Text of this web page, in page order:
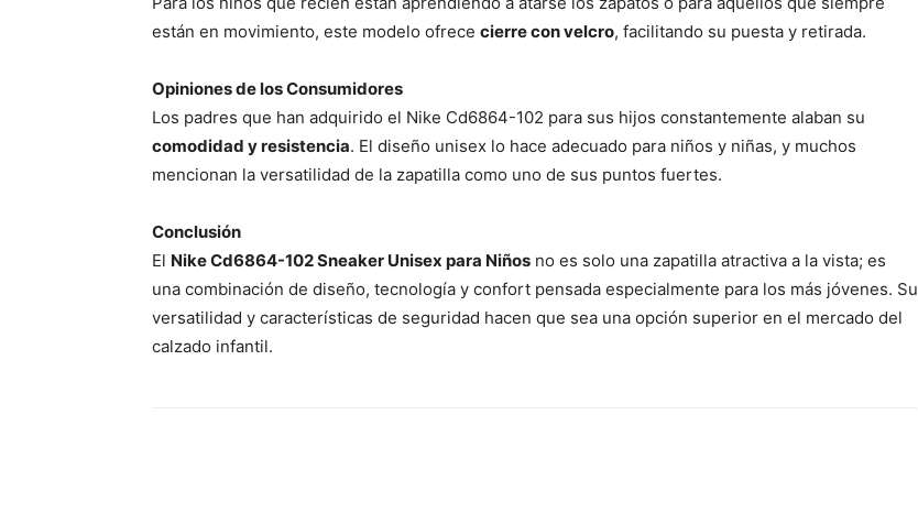
están en movimiento, este modelo ofrece cierre con velcro, facilitando su puesta y retirada.
Opiniones de los Consumidores
Los padres que han adquirido el Nike Cd6864-102 para sus hijos constantemente alaban su
comodidad y resistencia. El diseño unisex lo hace adecuado para niños y niñas, y muchos
mencionan la versatilidad de la zapatilla como uno de sus puntos fuertes.
Conclusión
El Nike Cd6864-102 Sneaker Unisex para Niños no es solo una zapatilla atractiva a la vista; es
una combinación de diseño, tecnología y confort pensada especialmente para los más jóvenes. Su
versatilidad y características de seguridad hacen que sea una opción superior en el mercado del
calzado infantil.